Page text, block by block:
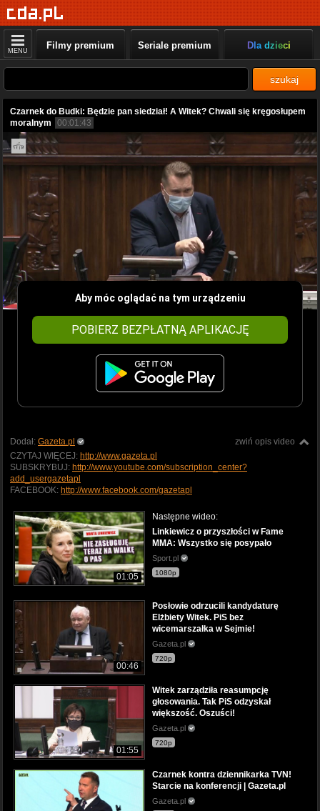
MENU Filmy premium Seriale premium Dla dzieci
szukaj
Czarnek do Budki: Będzie pan siedział! A Witek? Chwali się kręgosłupem
moralnym
00:01:43
Aby móc oglądać na tym urządzeniu
POBIERZ BEZPŁATNĄ APLIKACJĘ
zwiń opis video
Dodał: Gazeta.pl
CZYTAJ WIĘCEJ: http://www.gazeta.pl
SUBSKRYBUJ: http://www.youtube.com/subscription_center?
add_usergazetapl
FACEBOOK: http://www.facebook.com/gazetapl
01:05
Następne wideo:
Linkiewicz o przyszłości w Fame
MMA: Wszystko się posypało
Sport.pl
1080p
00:46
Posłowie odrzucili kandydaturę
Elżbiety Witek. PiS bez
wicemarszałka w Sejmie!
Gazeta.pl
720p
01:55
Witek zarządziła reasumpcję
głosowania. Tak PiS odzyskał
większość. Oszuści!
Gazeta.pl
720p
Czarnek kontra dziennikarka TVN!
Starcie na konferencji | Gazeta.pl
Gazeta.pl